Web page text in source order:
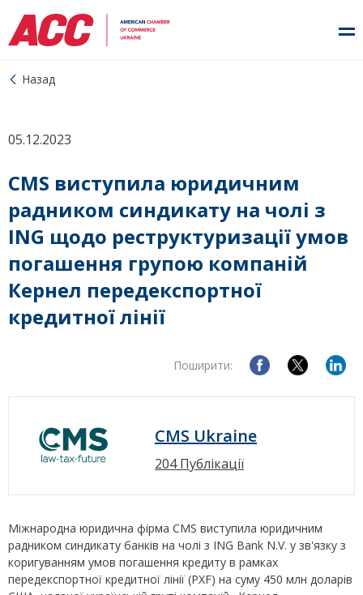
Назад
05.12.2023
CMS виступила юридичним
радником синдикату на чолі з
ING щодо реструктуризації умов
погашення групою компаній
Кернел передекспортної
кредитної лінії
Поширити:
CMS Ukraine
204 Публікації
Міжнародна юридична фірма CMS виступила юридичним
радником синдикату банків на чолі з ING Bank N.V. у зв'язку з
коригуванням умов погашення кредиту в рамках
передекспортної кредитної лінії (PXF) на суму 450 млн доларів